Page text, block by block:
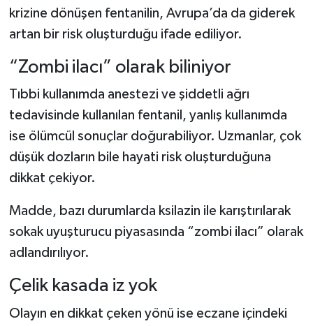
krizine dönüşen fentanilin, Avrupa’da da giderek
artan bir risk oluşturduğu ifade ediliyor.
“Zombi ilacı” olarak biliniyor
Tıbbi kullanımda anestezi ve şiddetli ağrı
tedavisinde kullanılan fentanil, yanlış kullanımda
ise ölümcül sonuçlar doğurabiliyor. Uzmanlar, çok
düşük dozların bile hayati risk oluşturduğuna
dikkat çekiyor.
Madde, bazı durumlarda ksilazin ile karıştırılarak
sokak uyuşturucu piyasasında “zombi ilacı” olarak
adlandırılıyor.
Çelik kasada iz yok
Olayın en dikkat çeken yönü ise eczane içindeki